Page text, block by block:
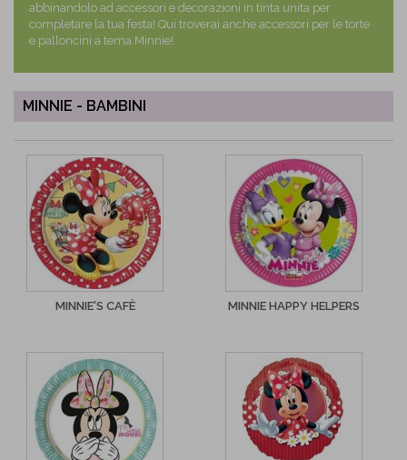
abbinandolo ad accessori e decorazioni in tinta unita per
completare la tua festa! Qui troverai anche accessori per le torte
e palloncini a tema Minnie!
MINNIE - BAMBINI
MINNIE'S CAFÈ MINNIE HAPPY HELPERS